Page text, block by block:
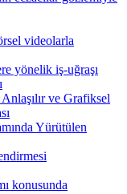
videolarla
yönelik iş-uğraşı
ve Grafiksel
Yürütülen
konusunda